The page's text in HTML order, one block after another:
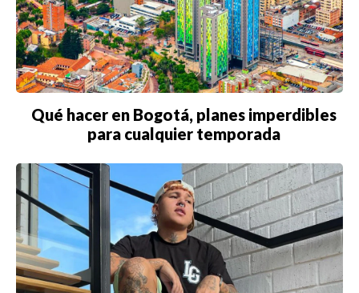
Qué hacer en Bogotá, planes imperdibles
para cualquier temporada